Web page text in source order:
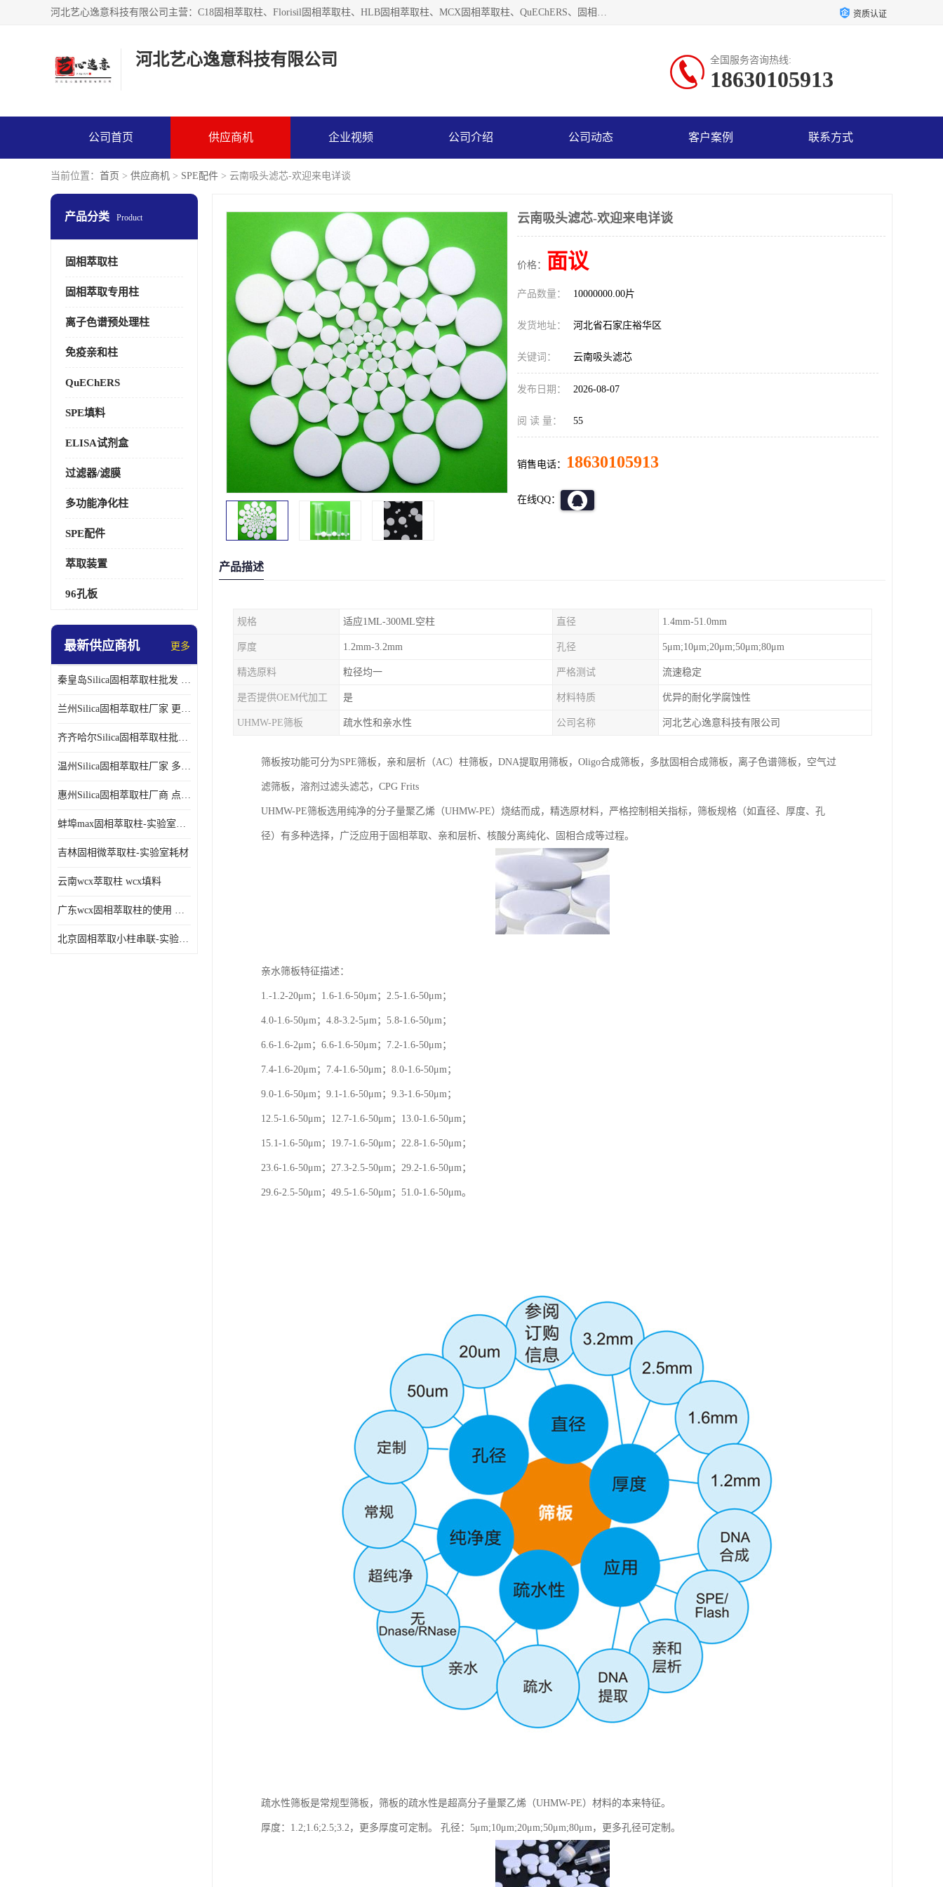
河北艺心逸意科技有限公司主营：C18固相萃取柱、Florisil固相萃取柱、HLB固相萃取柱、MCX固相萃取柱、QuEChERS、固相萃取空柱、针式过滤器 、固相萃取柱、黄曲霉毒素亲和柱。全国咨询热线：18630105913。河北艺心逸意科技有限公司接受来样定做，我们秉承着“顾客至上，锐意进取”的经营理念，坚持客户至上的原则为广大客户提供优质的服务，欢迎广大客户惠顾！免费咨询！ 资质认证
河北艺心逸意科技有限公司 全国服务咨询热线:
18630105913
公司首页 供应商机 企业视频 公司介绍 公司动态 客户案例 联系方式
当前位置： 首页 > 供应商机 > SPE配件 > 云南吸头滤芯-欢迎来电详谈
产品分类 Product
固相萃取柱
固相萃取专用柱
离子色谱预处理柱
免疫亲和柱
QuEChERS
SPE填料
ELISA试剂盒
过滤器/滤膜
多功能净化柱
SPE配件
萃取装置
96孔板
最新供应商机 更多
秦皇岛Silica固相萃取柱批发 更多请咨询
兰州Silica固相萃取柱厂家 更多请咨询
齐齐哈尔Silica固相萃取柱批发 更多请咨询
温州Silica固相萃取柱厂家 多种规格
惠州Silica固相萃取柱厂商 点击查询更多
蚌埠max固相萃取柱-实验室耗材
吉林固相微萃取柱-实验室耗材
云南wcx萃取柱 wcx填料
广东wcx固相萃取柱的使用 wcx固相萃取柱通用流程
北京固相萃取小柱串联-实验室耗材
云南吸头滤芯-欢迎来电详谈
价格： 面议
产品数量： 10000000.00片
发货地址： 河北省石家庄裕华区
关键词： 云南吸头滤芯
发布日期： 2026-08-07
阅 读 量： 55
销售电话： 18630105913
在线QQ：
产品描述
规格 适应1ML-300ML空柱 直径 1.4mm-51.0mm
厚度 1.2mm-3.2mm 孔径 5μm;10μm;20μm;50μm;80μm
精选原料 粒径均一 严格测试 流速稳定
是否提供OEM代加工 是 材料特质 优异的耐化学腐蚀性
UHMW-PE筛板 疏水性和亲水性 公司名称 河北艺心逸意科技有限公司
筛板按功能可分为SPE筛板，亲和层析（AC）柱筛板，DNA提取用筛板，Oligo合成筛板，多肽固相合成筛板，离子色谱筛板，空气过
滤筛板，溶剂过滤头滤芯，CPG Frits
UHMW-PE筛板选用纯净的分子量聚乙烯（UHMW-PE）烧结而成，精选原材料，严格控制相关指标，筛板规格（如直径、厚度、孔
径）有多种选择，广泛应用于固相萃取、亲和层析、核酸分离纯化、固相合成等过程。
亲水筛板特征描述：
1.-1.2-20μm；1.6-1.6-50μm；2.5-1.6-50μm；
4.0-1.6-50μm；4.8-3.2-5μm；5.8-1.6-50μm；
6.6-1.6-2μm；6.6-1.6-50μm；7.2-1.6-50μm；
7.4-1.6-20μm；7.4-1.6-50μm；8.0-1.6-50μm；
9.0-1.6-50μm；9.1-1.6-50μm；9.3-1.6-50μm；
12.5-1.6-50μm；12.7-1.6-50μm；13.0-1.6-50μm；
15.1-1.6-50μm；19.7-1.6-50μm；22.8-1.6-50μm；
23.6-1.6-50μm；27.3-2.5-50μm；29.2-1.6-50μm；
29.6-2.5-50μm；49.5-1.6-50μm；51.0-1.6-50μm。
疏水性筛板是常规型筛板，筛板的疏水性是超高分子量聚乙烯（UHMW-PE）材料的本来特征。
厚度：1.2;1.6;2.5;3.2，更多厚度可定制。 孔径：5μm;10μm;20μm;50μm;80μm，更多孔径可定制。